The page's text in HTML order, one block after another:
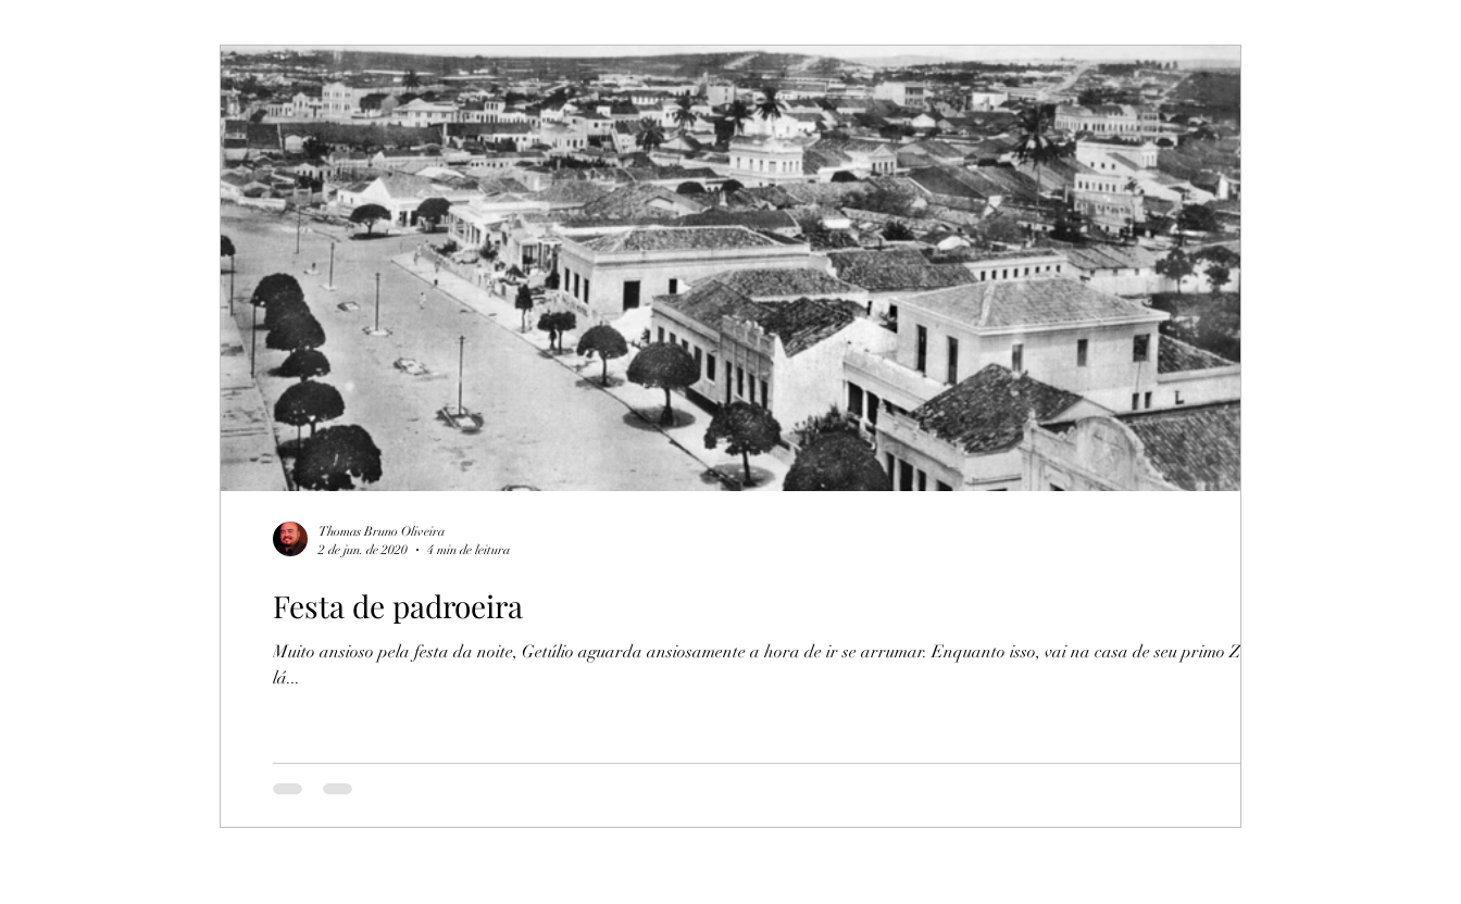
João Pessoa Livraria Paraíba Patrimônio Histórico Patrimônio Natural Literatura
Caturité Conto Memória Gurjão Cariri Serra Branca IHGSB
Campina Grande Rádio Escavações Arqueologia Galante Festa Junina
Turismo Rural Botija Lendas Fotografia Marinha Recife
Festa de padroeira
Muito ansioso pela festa da noite, Getúlio aguarda ansiosamente a hora de ir se arrumar. Enquanto isso, vai na casa de seu primo Zeca
lá...
Thomas Bruno Oliveira
2 de jun. de 2020
4 min de leitura